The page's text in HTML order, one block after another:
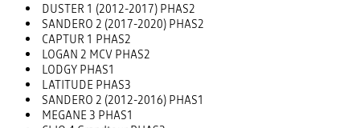
DUSTER 1 (2012-2017) PHAS2
SANDERO 2 (2017-2020) PHAS2
CAPTUR 1 PHAS2
LOGAN 2 MCV PHAS2
LODGY PHAS1
LATITUDE PHAS3
SANDERO 2 (2012-2016) PHAS1
MEGANE 3 PHAS1